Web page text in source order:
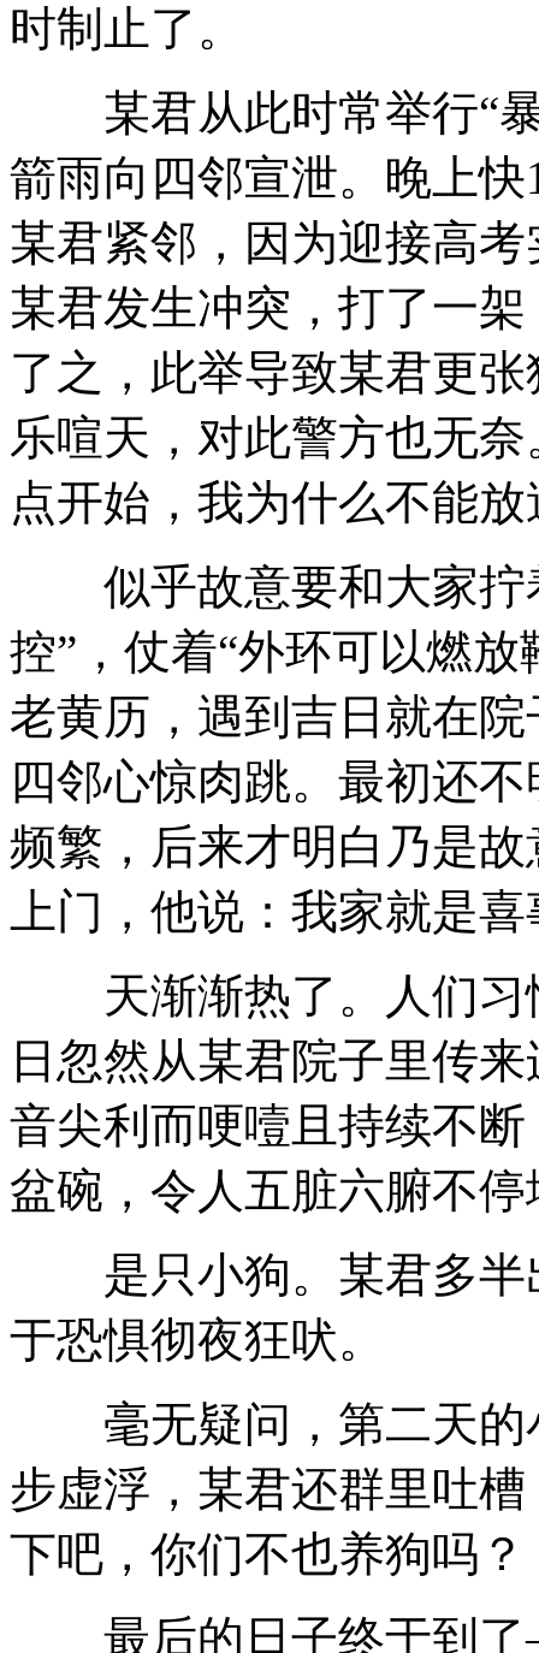
时制止了。
某君从此时常举行“暴
箭雨向四邻宣泄。晚上
某君紧邻，因为迎接高
某君发生冲突，打了一
了之，此举导致某君更
乐喧天，对此警方也无
点开始，我为什么不能
似乎故意要和大家拧
控”，仗着“外环可以燃
老黄历，遇到吉日就在
四邻心惊肉跳。最初还
频繁，后来才明白乃是
上门，他说：我家就是
天渐渐热了。人们习
日忽然从某君院子里传
音尖利而哽噎且持续不
盆碗，令人五脏六腑不
是只小狗。某君多半
于恐惧彻夜狂吠。
毫无疑问，第二天的
步虚浮，某君还群里吐
下吧，你们不也养狗吗？
最后的日子终于到了